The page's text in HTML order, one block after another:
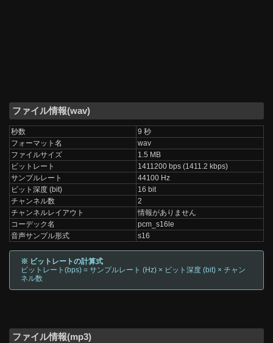
ファイル情報(wav)
秒数
9 秒
フォーマット名
wav
ファイルサイズ
1.5 MB
ビットレート
1411200 bps (1411.2 kbps)
サンプルレート
44100 Hz
ビット深度 (bit)
16 bit
チャンネル数
2
チャンネルレイアウト
情報がありません
コーデック名
pcm_s16le
音声サンプル形式
s16
※ ビットレートの計算式
ビットレート(bps) = サンプルレート (Hz) × ビット深度 (bit) × チャン
ネル数
ファイル情報(mp3)